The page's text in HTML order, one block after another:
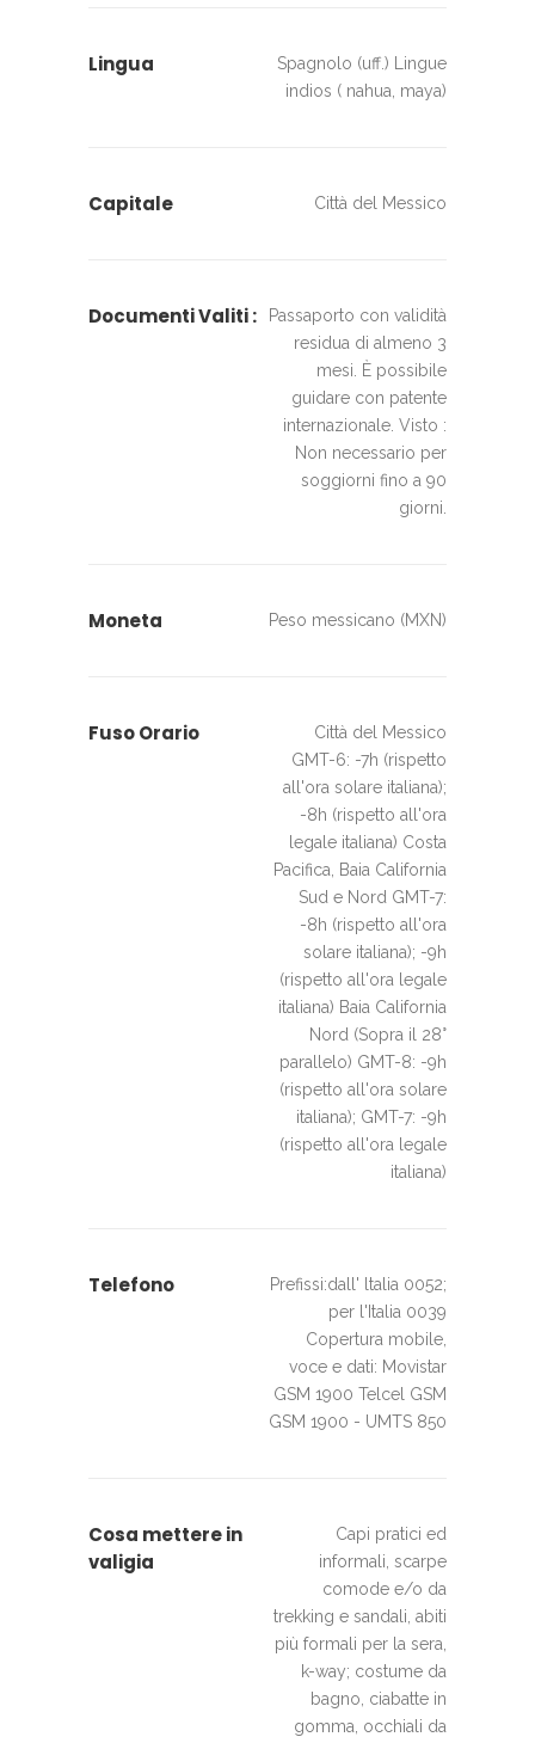
Lingua
Spagnolo (uff.) Lingue
indios ( nahua, maya)
Capitale Città del Messico
Documenti Valiti :
Passaporto con validità
residua di almeno 3
mesi. È possibile
guidare con patente
internazionale. Visto :
Non necessario per
soggiorni fino a 90
giorni.
Moneta Peso messicano (MXN)
Fuso Orario
Città del Messico
GMT-6: -7h (rispetto
all'ora solare italiana);
-8h (rispetto all'ora
legale italiana) Costa
Pacifica, Baia California
Sud e Nord GMT-7:
-8h (rispetto all'ora
solare italiana); -9h
(rispetto all'ora legale
italiana) Baia California
Nord (Sopra il 28°
parallelo) GMT-8: -9h
(rispetto all'ora solare
italiana); GMT-7: -9h
(rispetto all'ora legale
italiana)
Telefono
Prefissi:dall' ltalia 0052;
per l'Italia 0039
Copertura mobile,
voce e dati: Movistar
GSM 1900 Telcel GSM
GSM 1900 - UMTS 850
Cosa mettere in
valigia
Capi pratici ed
informali, scarpe
comode e/o da
trekking e sandali, abiti
più formali per la sera,
k-way; costume da
bagno, ciabatte in
gomma, occhiali da